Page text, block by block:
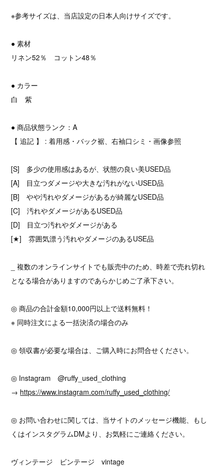
※参考サイズは、当店設定の日本人向けサイズです。
● 素材
リネン52％ コットン48％
● カラー
白 紫
● 商品状態ランク：A
【 追記 】 : 着用感・バック裾、右袖口シミ・画像参照
[S] 多少の使用感はあるが、状態の良い美USED品
[A] 目立つダメージや大きな汚れがないUSED品
[B] やや汚れやダメージがあるが綺麗なUSED品
[C] 汚れやダメージがあるUSED品
[D] 目立つ汚れやダメージがある
[★] 雰囲気漂う汚れやダメージのあるUSE品
_ 複数のオンラインサイトでも販売中のため、時差で売れ切れ
となる場合がありますのであらかじめご了承下さい。
◎ 商品の合計金額10,000円以上で送料無料！
※ 同時注文による一括決済の場合のみ
◎ 領収書が必要な場合は、ご購入時にお問合せください。
◎ Instagram @ruffy_used_clothing
→ https://www.instagram.com/ruffy_used_clothing/
◎ お問い合わせに関しては、当サイトのメッセージ機能、もし
くはインスタグラムDMより、お気軽にご連絡ください。
ヴィンテージ ビンテージ vintage